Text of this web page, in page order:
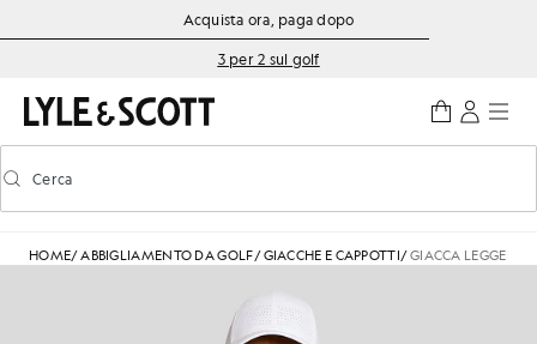
Vai al contenuto principale
Informazioni sull'accessibilitàAcquista ora, paga dopo
3 per 2 sul golf
Attiva/disattiva la ricerca predittiva
Cerca
HOME/ABBIGLIAMENTO DA GOLF/GIACCHE E CAPPOTTI/GIACCA LEGGERA